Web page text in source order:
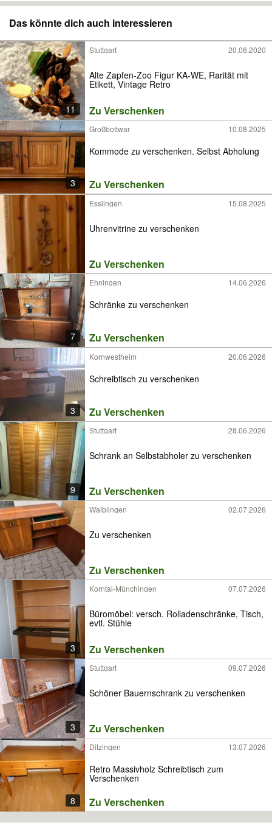
Das könnte dich auch interessieren
11
Stuttgart 20.06.2020
Alte Zapfen-Zoo Figur KA-WE, Rarität mit
Etikett, Vintage Retro
Zu Verschenken
3
Großbottwar 10.08.2025
Kommode zu verschenken. Selbst Abholung
Zu Verschenken
Esslingen 15.08.2025
Uhrenvitrine zu verschenken
Zu Verschenken
7
Ehningen 14.06.2026
Schränke zu verschenken
Zu Verschenken
3
Kornwestheim 20.06.2026
Schreibtisch zu verschenken
Zu Verschenken
9
Stuttgart 28.06.2026
Schrank an Selbstabholer zu verschenken
Zu Verschenken
Waiblingen 02.07.2026
Zu verschenken
Zu Verschenken
3
Korntal-Münchingen 07.07.2026
Büromöbel: versch. Rolladenschränke, Tisch,
evtl. Stühle
Zu Verschenken
3
Stuttgart 09.07.2026
Schöner Bauernschrank zu verschenken
Zu Verschenken
8
Ditzingen 13.07.2026
Retro Massivholz Schreibtisch zum
Verschenken
Zu Verschenken